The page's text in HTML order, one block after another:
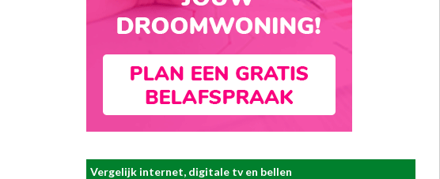
Vergelijk internet, digitale tv en bellen